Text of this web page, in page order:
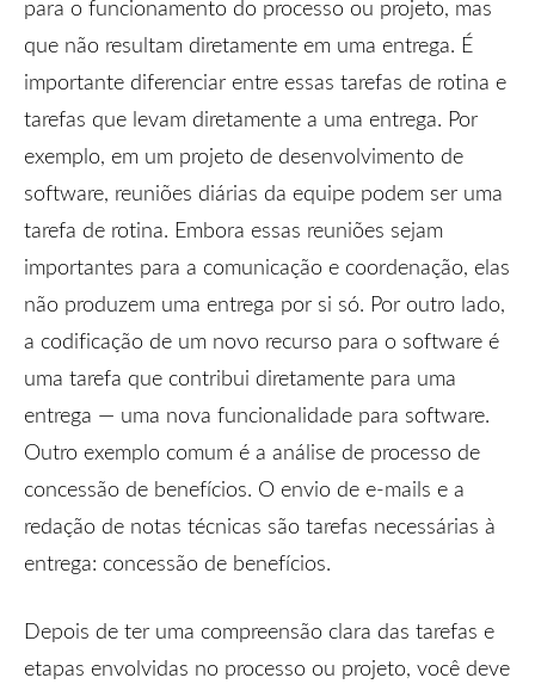
para o funcionamento do processo ou projeto, mas
que não resultam diretamente em uma entrega. É
importante diferenciar entre essas tarefas de rotina e
tarefas que levam diretamente a uma entrega. Por
exemplo, em um projeto de desenvolvimento de
software, reuniões diárias da equipe podem ser uma
tarefa de rotina. Embora essas reuniões sejam
importantes para a comunicação e coordenação, elas
não produzem uma entrega por si só. Por outro lado,
a codificação de um novo recurso para o software é
uma tarefa que contribui diretamente para uma
entrega — uma nova funcionalidade para software.
Outro exemplo comum é a análise de processo de
concessão de benefícios. O envio de e-mails e a
redação de notas técnicas são tarefas necessárias à
entrega: concessão de benefícios.
Depois de ter uma compreensão clara das tarefas e
etapas envolvidas no processo ou projeto, você deve